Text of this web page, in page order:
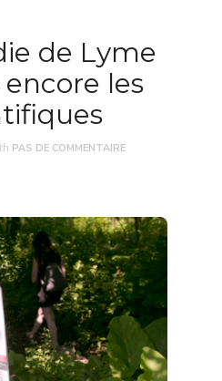
de Lyme
les
PAS DE COMMENTAIRE